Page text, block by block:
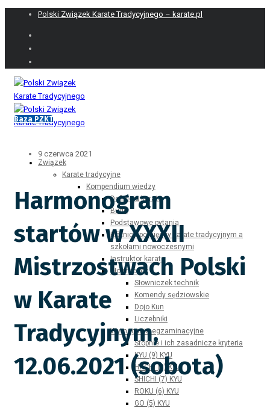
Polski Związek Karate Tradycyjnego – karate.pl
Baza PZKT
Związek
Karate tradycyjne
Kompendium wiedzy
Definicja karate
Budo
Podstawowe pytania
Różnice pomiędzy karate tradycyjnym a
szkołami nowoczesnymi
Instruktor karate
Słowniczek
Słowniczek technik
Komendy sędziowskie
Dojo Kun
Liczebniki
Wymagania egzaminacyjne
Stopnie i ich zasadnicze kryteria
KYU (9) KYU
HACHI (8) KYU
SHICHI (7) KYU
ROKU (6) KYU
GO (5) KYU
9 czerwca 2021
Harmonogram
startów w XXXII
Mistrzostwach Polski
w Karate
Tradycyjnym,
12.06.2021 (sobota)